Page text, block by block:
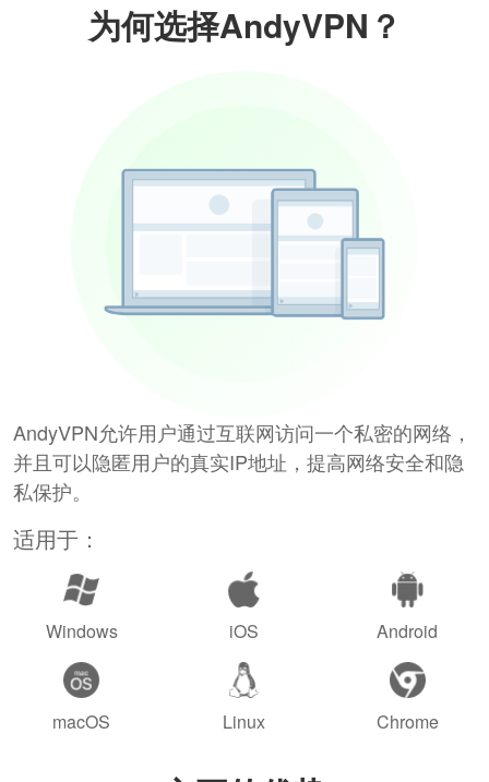
为何选择AndyVPN？
AndyVPN允许用户通过互联网访问一个私密的网络，
并且可以隐匿用户的真实IP地址，提高网络安全和隐
私保护。
适用于：
Windows iOS Android
macOS Linux Chrome